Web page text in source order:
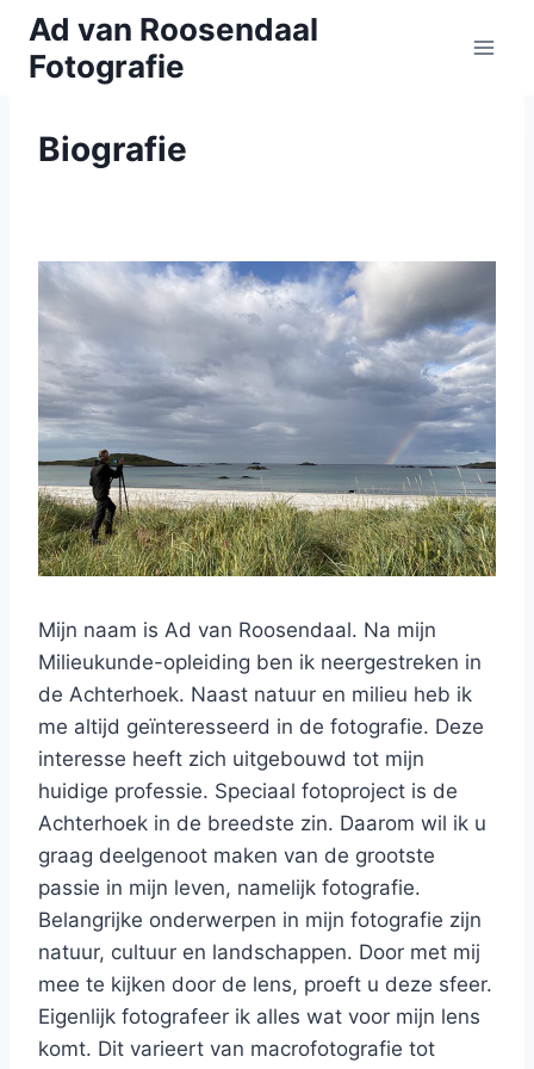
Doorgaan
naar
inhoud
Ad van Roosendaal
Fotografie
Biografie
Mijn naam is Ad van Roosendaal. Na mijn
Milieukunde-opleiding ben ik neergestreken in
de Achterhoek. Naast natuur en milieu heb ik
me altijd geïnteresseerd in de fotografie. Deze
interesse heeft zich uitgebouwd tot mijn
huidige professie. Speciaal fotoproject is de
Achterhoek in de breedste zin. Daarom wil ik u
graag deelgenoot maken van de grootste
passie in mijn leven, namelijk fotografie.
Belangrijke onderwerpen in mijn fotografie zijn
natuur, cultuur en landschappen. Door met mij
mee te kijken door de lens, proeft u deze sfeer.
Eigenlijk fotografeer ik alles wat voor mijn lens
komt. Dit varieert van macrofotografie tot